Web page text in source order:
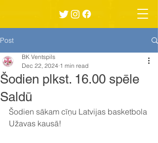
Post
Šodien plkst. 16.00 spēle
Saldū
BK Ventspils
Dec 22, 2024 1 min read
Šodien sākam cīņu Latvijas basketbola
Užavas kausā!